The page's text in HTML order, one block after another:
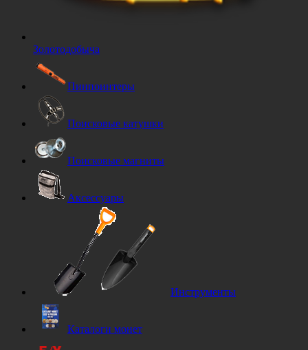
Золотодобыча
Пинпоинтеры
Поисковые катушки
Поисковые магниты
Аксессуары
Инструменты
Каталоги монет